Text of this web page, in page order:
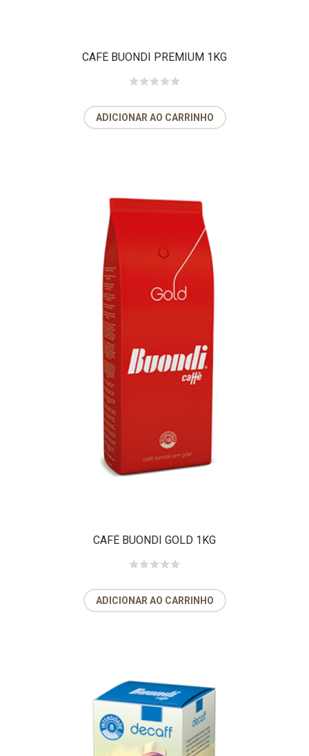
CAFÉ BUONDI PREMIUM 1KG
ADICIONAR AO CARRINHO
CAFÉ BUONDI GOLD 1KG
ADICIONAR AO CARRINHO